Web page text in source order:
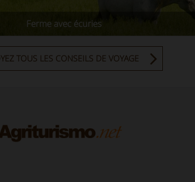
Ferme avec écuries
TOUS LES CONSEILS DE VOYAGE